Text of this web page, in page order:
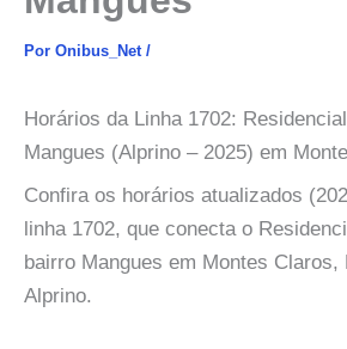
Por Onibus_Net /
Horários da Linha 1702:
Mangues (Alprino – 2025) em
Confira os horários atualizados
linha 1702, que conecta o
bairro Mangues em Montes Claros,
Alprino.